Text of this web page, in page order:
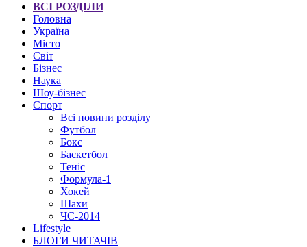
ВСІ РОЗДІЛИ
Головна
Україна
Місто
Світ
Бізнес
Наука
Шоу-бізнес
Спорт
Всі новини розділу
Футбол
Бокс
Баскетбол
Теніс
Формула-1
Хокей
Шахи
ЧС-2014
Lifestyle
БЛОГИ ЧИТАЧІВ